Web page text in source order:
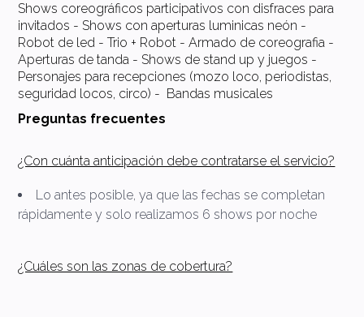
Shows coreográficos participativos con disfraces para
invitados - Shows con aperturas luminicas neón -
Robot de led - Trio + Robot - Armado de coreografia -
Aperturas de tanda - Shows de stand up y juegos -
Personajes para recepciones (mozo loco, periodistas,
seguridad locos, circo) - Bandas musicales
Preguntas frecuentes
¿Con cuánta anticipación debe contratarse el servicio?
Lo antes posible, ya que las fechas se completan
rápidamente y solo realizamos 6 shows por noche
¿Cuáles son las zonas de cobertura?